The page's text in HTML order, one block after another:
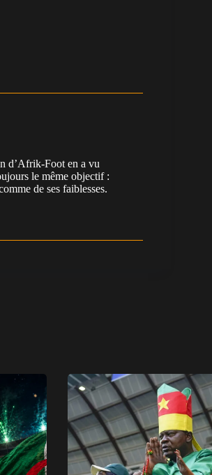
d’Afrik-Foot en a vu
le même objectif :
de ses faiblesses.